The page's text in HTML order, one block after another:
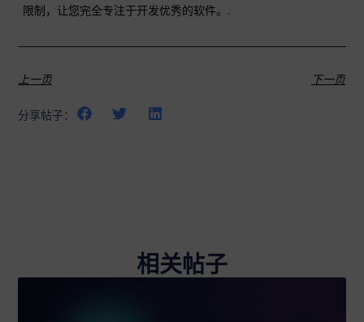
限制，让您完全专注于开发优秀的软件。.
上一页 下一页
分享帖子：
相关帖子